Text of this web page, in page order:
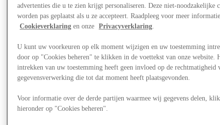
advertenties die u te zien krijgt personaliseren. Deze niet-noodzakelijke
worden pas geplaatst als u ze accepteert. Raadpleeg voor meer
Cookieverklaring en onze Privacyverklaring.
U kunt uw voorkeuren op elk moment wijzigen en uw toestemming
door op "Cookies beheren" te klikken in de voettekst van onze website.
intrekken van uw toestemming heeft geen invloed op de rechtmatigheid
gegevensverwerking die tot dat moment heeft plaatsgevonden.
Voor informatie over de derde partijen waarmee wij gegevens delen,
hieronder op "Cookies beheren".